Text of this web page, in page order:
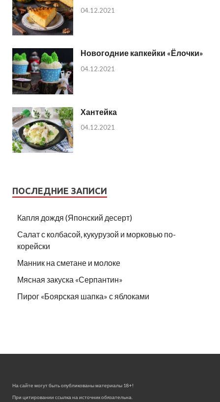
04.12.2021
Новогодние капкейки «Ёлочки»
04.12.2021
Хантейка
04.12.2021
ПОСЛЕДНИЕ ЗАПИСИ
Капля дождя (Японский десерт)
Салат с колбасой, кукурузой и морковью по-
корейски
Манник на сметане и молоке
Мясная закуска «Серпантин»
Пирог «Боярская шапка» с яблоками
На сайте могут быть опубликованы материалы 18+!
При цитировании ссылка на источник обязательна.